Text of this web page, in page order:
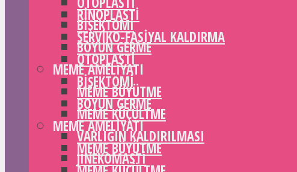
BIŞEKTOMI
BOYUN GERME
MEME AMELIYATI
MEME BÜYÜTME
MEME KÜÇÜLTME
VARLIĞIN KALDIRILMASI
JINEKOMASTI
RINOPLASTI
SERVIKO-FASIYAL KALDIRMA
OTOPLASTI
BIŞEKTOMI
BOYUN GERME
MEME AMELIYATI
MEME BÜYÜTME